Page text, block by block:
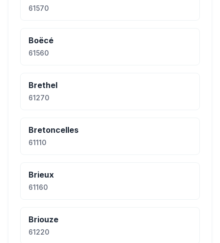
61570
Boëcé
61560
Brethel
61270
Bretoncelles
61110
Brieux
61160
Briouze
61220